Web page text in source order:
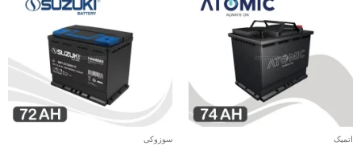
اتمیک سوزوکی